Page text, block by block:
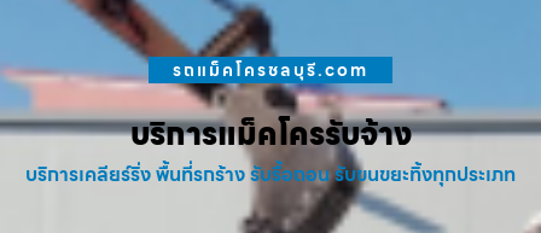
รถแม็คโครชลบุรี.com
บริการแม็คโครรับจ้าง
บริการเคลียร์ริ่ง พื้นที่รกร้าง รับรื้อถอน รับขนขยะทิ้งทุกประเภท